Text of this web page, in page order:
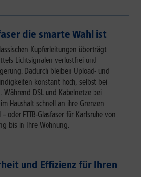
die smarte Wahl ist
Kupferleitungen überträgt
Lichtsignalen verlustfrei und
Dadurch bleiben Upload- und
konstant hoch, selbst bei
Während DSL und Kabelnetze bei
Haushalt schnell an ihre Grenzen
oder FTTB-Glasfaser für Karlsruhe von
bis in Ihre Wohnung.
und Effizienz für Ihren